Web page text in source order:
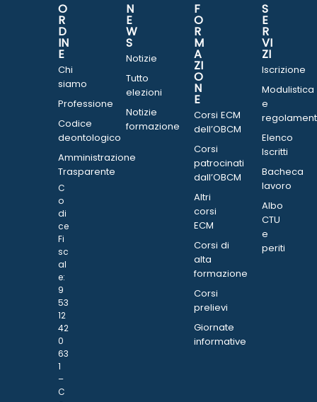
O
R
D
IN
E
Chi
siamo
Professione
Codice
deontologico
Amministrazione
Trasparente
C
o
di
ce
Fi
sc
al
e:
9
53
12
42
0
63
1
–
C
N
E
W
S
Notizie
Tutto
elezioni
Notizie
formazione
F
O
R
M
A
ZI
O
N
E
Corsi ECM
dell’OBCM
Corsi
patrocinati
dall’OBCM
Altri
corsi
ECM
Corsi di
alta
formazione
Corsi
prelievi
Giornate
informative
S
E
R
VI
ZI
Iscrizione
Modulistica
e
Elenco
Iscritti
Bacheca
lavoro
Albo
CTU
e
periti